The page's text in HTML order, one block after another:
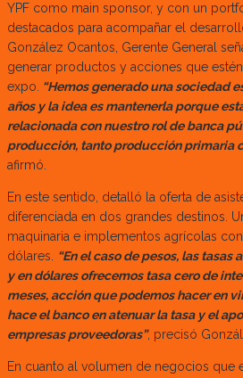
YPF como main sponsor, y con un
destacados para acompañar el
González Ocantos, Gerente General
generar productos y acciones que
expo. “Hemos generado una sociedad
años y la idea es mantenerla porque
relacionada con nuestro rol de banca
producción, tanto producción primaria
afirmó.
En este sentido, detalló la oferta de
diferenciada en dos grandes destinos.
maquinaria e implementos agrícolas
dólares. “En el caso de pesos, las tasas
y en dólares ofrecemos tasa cero de
meses, acción que podemos hacer en
hace el banco en atenuar la tasa y el
empresas proveedoras”, precisó
En cuanto al volumen de negocios que